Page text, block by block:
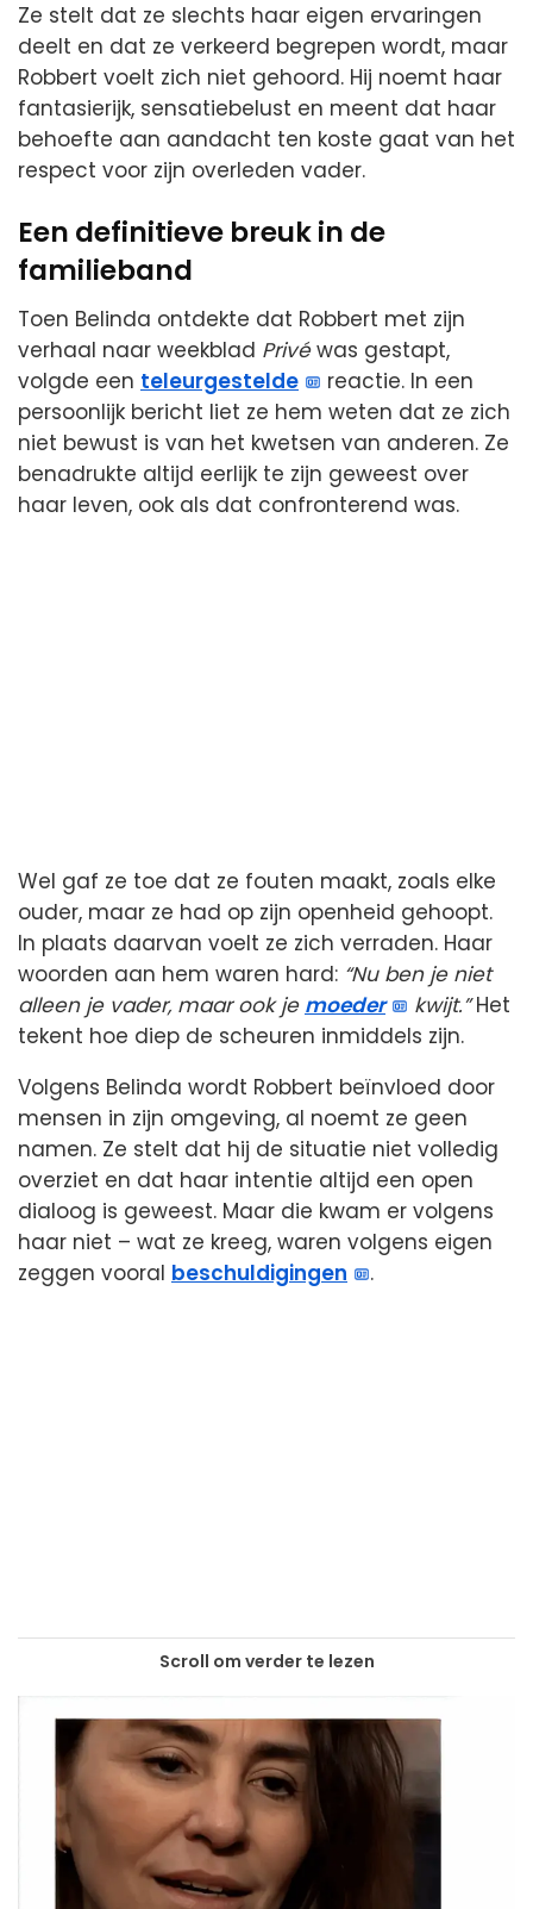
Ze stelt dat ze slechts haar eigen ervaringen
deelt en dat ze verkeerd begrepen wordt, maar
Robbert voelt zich niet gehoord. Hij noemt haar
fantasierijk, sensatiebelust en meent dat haar
behoefte aan aandacht ten koste gaat van het
respect voor zijn overleden vader.
Een definitieve breuk in de
familieband
Toen Belinda ontdekte dat Robbert met zijn
verhaal naar weekblad Privéwas gestapt,
volgde een teleurgestelde
reactie. In een
persoonlijk bericht liet ze hem weten dat ze zich
niet bewust is van het kwetsen van anderen. Ze
benadrukte altijd eerlijk te zijn geweest over
haar leven, ook als dat confronterend was.
Wel gaf ze toe dat ze fouten maakt, zoals elke
ouder, maar ze had op zijn openheid gehoopt.
In plaats daarvan voelt ze zich verraden. Haar
woorden aan hem waren hard: “Nu ben je niet
alleen je vader, maar ook je moeder kwijt.”Het
tekent hoe diep de scheuren inmiddels zijn.
Volgens Belinda wordt Robbert beïnvloed door
mensen in zijn omgeving, al noemt ze geen
namen. Ze stelt dat hij de situatie niet volledig
overziet en dat haar intentie altijd een open
dialoog is geweest. Maar die kwam er volgens
haar niet – wat ze kreeg, waren volgens eigen
zeggen vooral beschuldigingen .
Scroll om verder te lezen